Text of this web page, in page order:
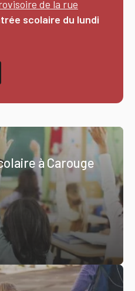
de la rue
scolaire du lundi
à Carouge